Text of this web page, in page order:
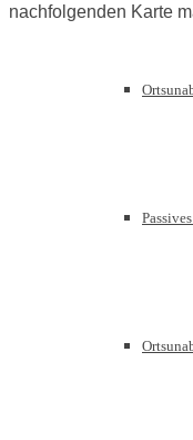
nachfolgenden Karte